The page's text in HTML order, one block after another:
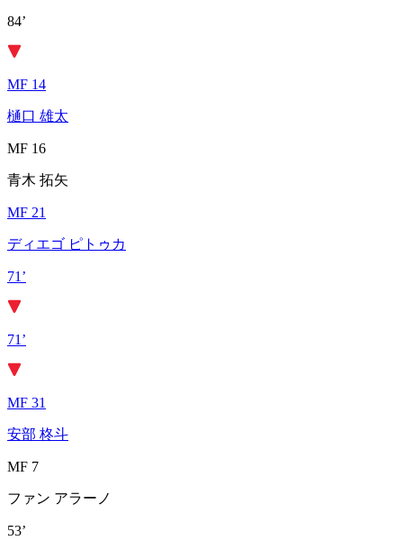
84’
MF 14
樋口 雄太
MF 16
青木 拓矢
MF 21
ディエゴ ピトゥカ
71’
71’
MF 31
安部 柊斗
MF 7
ファン アラーノ
53’